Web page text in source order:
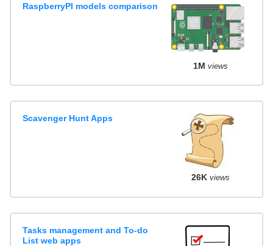
RaspberryPI models comparison
1M views
Scavenger Hunt Apps
26K views
Tasks management and To-do
List web apps